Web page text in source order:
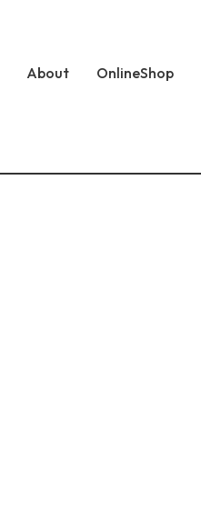
About OnlineShop